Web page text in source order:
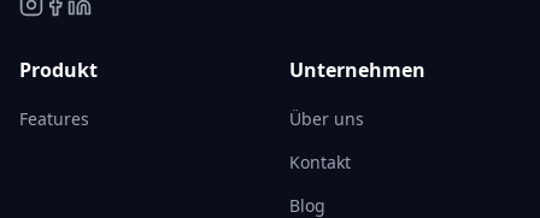
Produkt
Features
Unternehmen
Über uns
Kontakt
Blog